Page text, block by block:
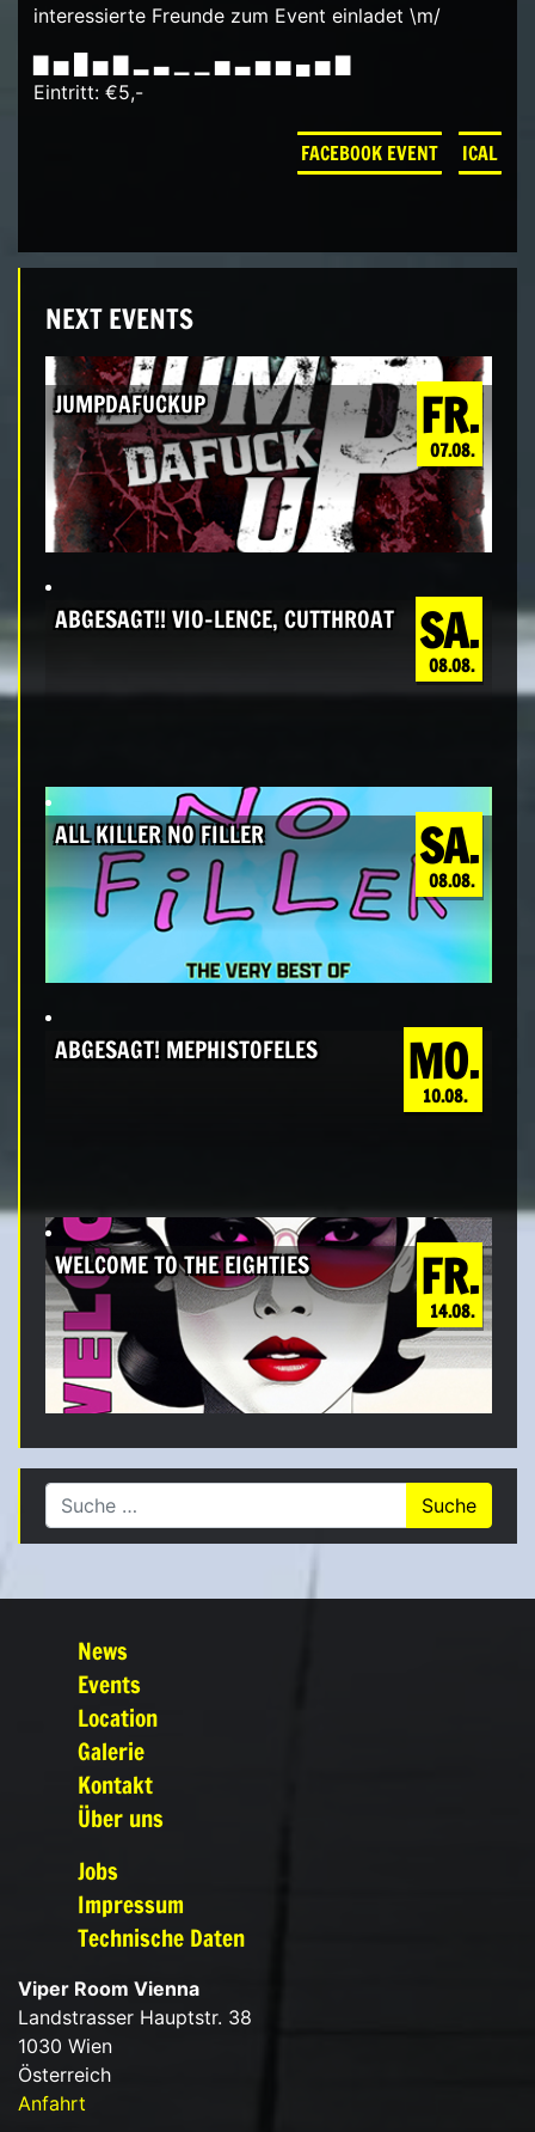
interessierte Freunde zum Event einladet \m/
▇ ▅ █ ▅ ▇ ▂ ▃ ▁ ▁ ▅ ▃ ▅ ▅ ▄ ▅ ▇
Eintritt: €5,-
FACEBOOK EVENT ICAL
NEXT EVENTS
FR.
07.08.
JUMPDAFUCKUP
SA.
08.08.
ABGESAGT!! VIO-LENCE, CUTTHROAT
SA.
08.08.
ALL KILLER NO FILLER
MO.
10.08.
ABGESAGT! MEPHISTOFELES
FR.
14.08.
WELCOME TO THE EIGHTIES
Suche nach:
News
Events
Location
Galerie
Kontakt
Über uns
Jobs
Impressum
Technische Daten
Viper Room Vienna
Landstrasser Hauptstr. 38
1030 Wien
Österreich
Anfahrt